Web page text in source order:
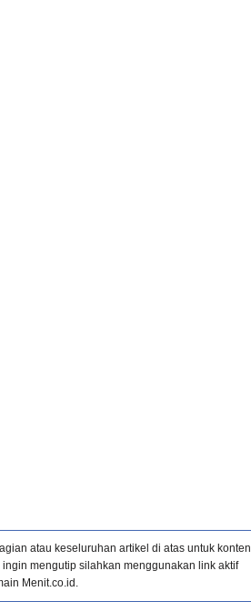
atau keseluruhan artikel di atas untuk konten
mengutip silahkan menggunakan link aktif
Menit.co.id.